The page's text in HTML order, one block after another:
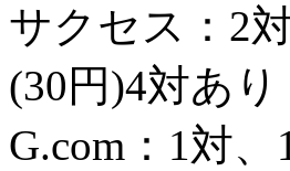
サクセス：2
(30円)4対あり
G.com：1対